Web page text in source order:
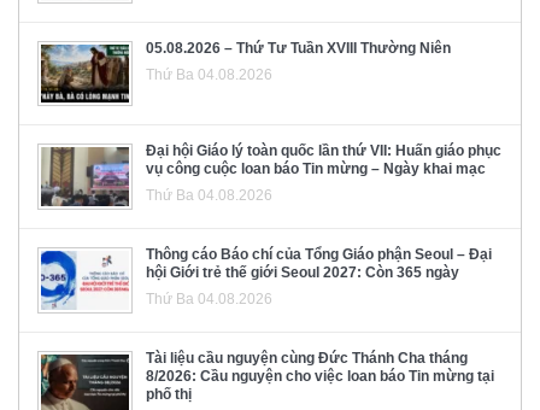
05.08.2026 – Thứ Tư Tuần XVIII Thường Niên
Thứ Ba 04.08.2026
Đại hội Giáo lý toàn quốc lần thứ VII: Huấn giáo phục
vụ công cuộc loan báo Tin mừng – Ngày khai mạc
Thứ Ba 04.08.2026
Thông cáo Báo chí của Tổng Giáo phận Seoul – Đại
hội Giới trẻ thế giới Seoul 2027: Còn 365 ngày
Thứ Ba 04.08.2026
Tài liệu cầu nguyện cùng Đức Thánh Cha tháng
8/2026: Cầu nguyện cho việc loan báo Tin mừng tại
phố thị